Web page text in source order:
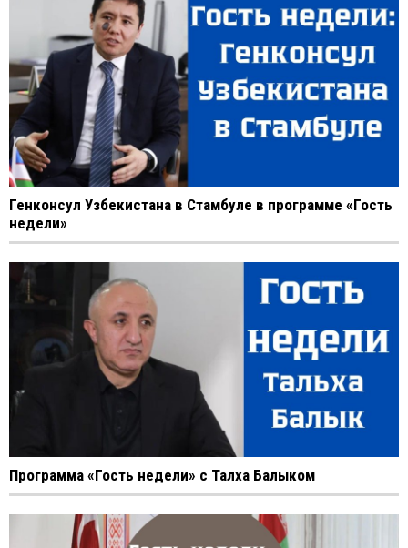
Генконсул Узбекистана в Стамбуле в программе «Гость
недели»
Программа «Гость недели» с Талха Балыком